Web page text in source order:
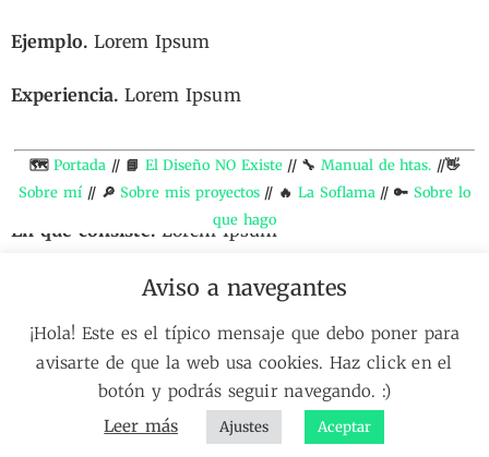
Ejemplo.Lorem Ipsum
Experiencia. Lorem Ipsum
Dilema de los comunes
En qué consiste. Lorem Ipsum
Lorem Ipsum
Experiencia. Lorem Ipsum
🗺️Portada // 📘 El Diseño NO Existe// 🔧Manual de htas. //👋
Sobre mí// 🔎Sobre mis proyectos// 🔥 La Soflama// 🔑Sobre lo
que hago
Aviso a navegantes
¡Hola! Este es el típico mensaje que debo poner para
avisarte de que la web usa cookies. Haz click en el
botón y podrás seguir navegando. :)
Leer más
Ajustes Aceptar